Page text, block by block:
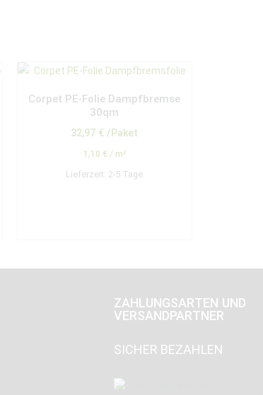
Corpet PE-Folie Dampfbremse
30qm
32,97 € /Paket
1,10 € / m²
Lieferzeit: 2-5 Tage
ZAHLUNGSARTEN UND
VERSANDPARTNER
SICHER BEZAHLEN